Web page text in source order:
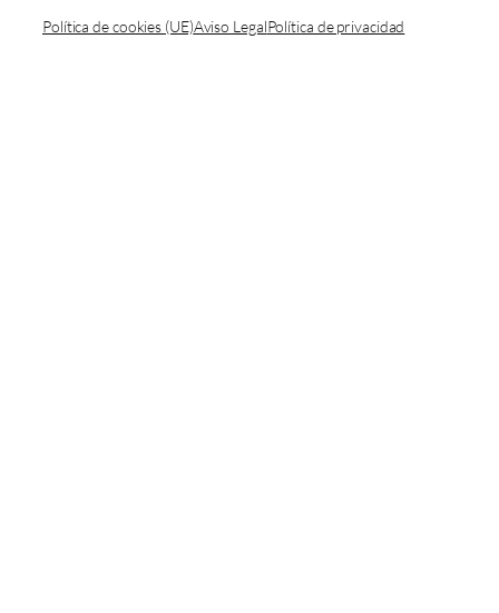
Política de cookies (UE)Aviso LegalPolítica de privacidad